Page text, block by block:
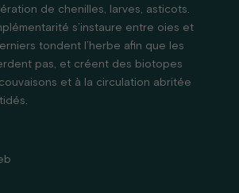
de chenilles, larves, asticots.
s’instaure entre oies et
tondent l’herbe afin que les
pas, et créent des biotopes
et à la circulation abritée